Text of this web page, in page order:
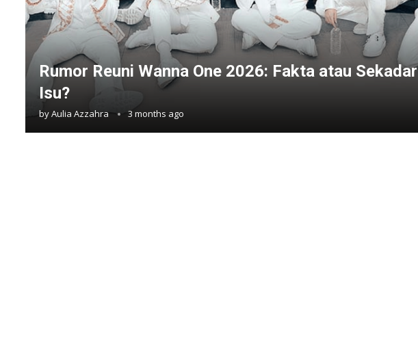
Rumor Reuni Wanna One 2026: Fakta atau Sekadar
Isu?
byAulia Azzahra 3 months ago